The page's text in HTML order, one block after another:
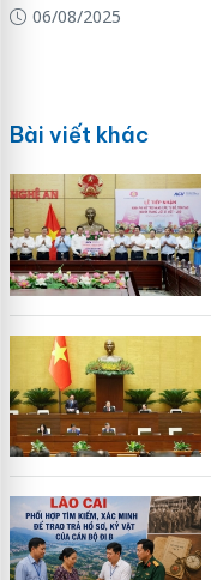
06/08/2025
Bài viết khác